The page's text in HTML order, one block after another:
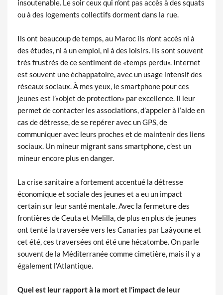
insoutenable. Le soir ceux qui n’ont pas accès à des squats
ou à des logements collectifs dorment dans la rue.
Ils ont beaucoup de temps, au Maroc ils n’ont accès ni à
des études, ni à un emploi, ni à des loisirs. Ils sont souvent
très frustrés de ce sentiment de «temps perdu». Internet
est souvent une échappatoire, avec un usage intensif des
réseaux sociaux. À mes yeux, le smartphone pour ces
jeunes est l’«objet de protection» par excellence. Il leur
permet de contacter les associations, d’appeler à l’aide en
cas de détresse, de se repérer avec un GPS, de
communiquer avec leurs proches et de maintenir des liens
sociaux. Un mineur migrant sans smartphone, c’est un
mineur encore plus en danger.
La crise sanitaire a fortement accentué la détresse
économique et sociale des jeunes et a eu un impact
certain sur leur santé mentale. Avec la fermeture des
frontières de Ceuta et Melilla, de plus en plus de jeunes
ont tenté la traversée vers les Canaries par Laâyoune et
cet été, ces traversées ont été une hécatombe. On parle
souvent de la Méditerranée comme cimetière, mais il y a
également l’Atlantique.
Quel est leur rapport à la mort et l’impact de leur